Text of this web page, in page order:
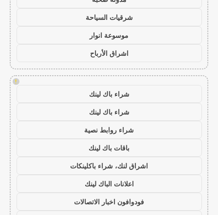
شرقيات السياحة
موسوعة انوار
اشراق الأرباح
!
شراء باك لينك
شراء باك لينك
شراء روابط نصية
باقات باك لينك
اشراق لنك، شراء باكلينكات
اعلانات الباك لينك
فودوافون اخبار الاتصالات